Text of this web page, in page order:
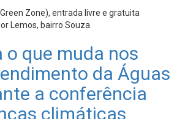
Zone), entrada livre e gratuita
Lemos, bairro Souza.
o que muda nos
da Águas
a conferência
climáticas